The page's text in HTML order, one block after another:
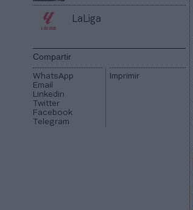
LaLiga
Compartir
WhatsApp
Email
Linkedin
Twitter
Facebook
Telegram
Imprimir